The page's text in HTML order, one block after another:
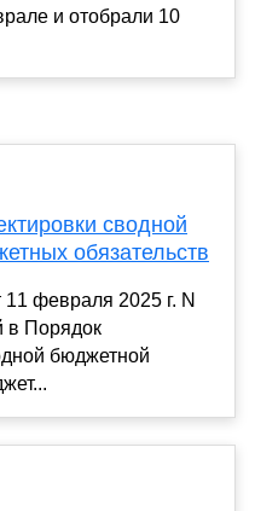
и отобрали 10
сводной
обязательств
февраля 2025 г. N
в Порядок
бюджетной